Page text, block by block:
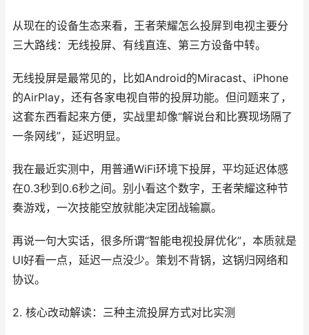
从现在的设备生态来看，王者荣耀怎么投屏到电视主要分
三大路线：无线投屏、有线直连、第三方设备中转。
无线投屏是最常见的，比如Android的Miracast、iPhone
的AirPlay，还有各家电视自带的投屏功能。但问题来了，
这套东西看起来方便，实战里却像“解说台和比赛现场隔了
一条网线”，延迟明显。
我在最近实测中，用普通WiFi环境下投屏，平均延迟体感
在0.3秒到0.6秒之间。别小看这个数字，王者荣耀这种节
奏游戏，一次技能空放就能决定团战输赢。
再说一句大实话，很多所谓“智能电视投屏优化”，本质就是
UI好看一点，延迟一点没少。策划不背锅，这锅归网络和
协议。
2. 核心改动解读：三种主流投屏方式对比实测